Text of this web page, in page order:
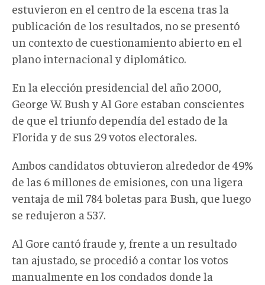
estuvieron en el centro de la escena tras la
publicación de los resultados, no se presentó
un contexto de cuestionamiento abierto en el
plano internacional y diplomático.
En la elección presidencial del año 2000,
George W. Bush y Al Gore estaban conscientes
de que el triunfo dependía del estado de la
Florida y de sus 29 votos electorales.
Ambos candidatos obtuvieron alrededor de 49%
de las 6 millones de emisiones, con una ligera
ventaja de mil 784 boletas para Bush, que luego
se redujeron a 537.
Al Gore cantó fraude y, frente a un resultado
tan ajustado, se procedió a contar los votos
manualmente en los condados donde la